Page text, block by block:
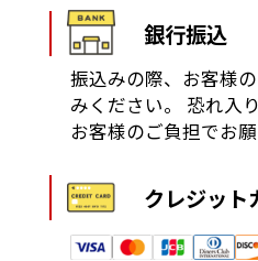
銀行振込
振込みの際、お客様
みください。
恐れ入
お客様のご負担でお願
クレジット